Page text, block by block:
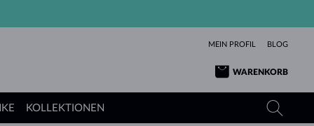
MEIN PROFIL BLOG
WARENKORB
KOLLEKTIONEN